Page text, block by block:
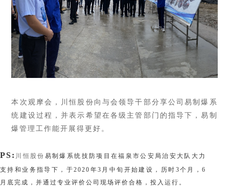
本次观摩会，川恒股份向与会领导干部分享公司易制爆系
统建设过程，并表示希望在各级主管部门的指导下，易制
爆管理工作能开展得更好。
PS: 川恒股份 易制爆系统技防项目在福泉市公安局治安大队大力
支持和业务指导下，于2020年3月中旬开始建设，历时3个月，6
月底完成，并通过专业评价公司现场评价合格，投入运行。